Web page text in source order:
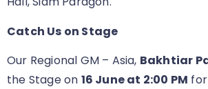
Catch Us on Stage
Our Regional GM – Asia, Bakhtiar
the Stage on 16 June at 2:00 PM for